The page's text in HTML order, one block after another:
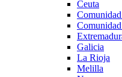
Ceuta
Galicia
La Rioja
Melilla